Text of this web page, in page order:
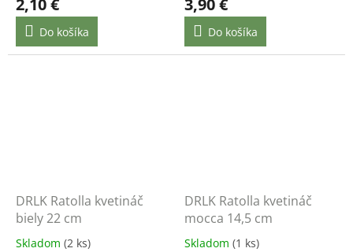
Do košíka Do košíka
DRLK Ratolla kvetináč
biely 22 cm
Skladom (2 ks)
DRLK Ratolla kvetináč
mocca 14,5 cm
Skladom (1 ks)